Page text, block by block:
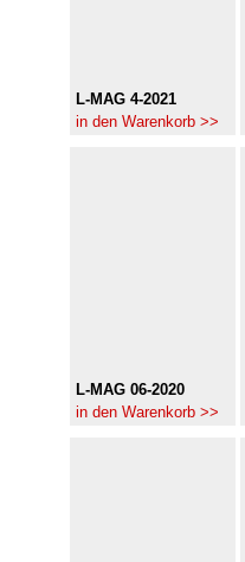
L-MAG 4-2021
in den Warenkorb >>
L-MAG 06-2020
in den Warenkorb >>